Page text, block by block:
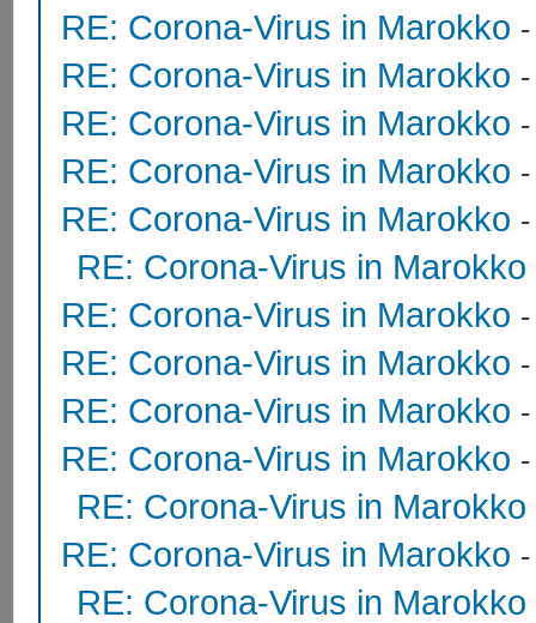
RE: Corona-Virus in Marokko
RE: Corona-Virus in Marokko
RE: Corona-Virus in Marokko
RE: Corona-Virus in Marokko
RE: Corona-Virus in Marokko
RE: Corona-Virus in Marokko
RE: Corona-Virus in Marokko
RE: Corona-Virus in Marokko
RE: Corona-Virus in Marokko
RE: Corona-Virus in Marokko
RE: Corona-Virus in Marokko
RE: Corona-Virus in Marokko
RE: Corona-Virus in Marokko